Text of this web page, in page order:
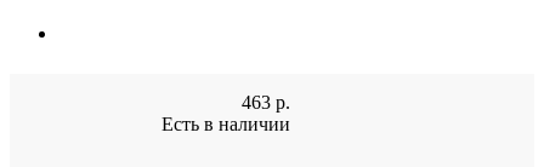
463 р.
Есть в наличии